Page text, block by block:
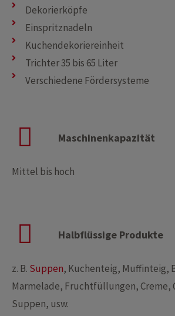
Dekorierköpfe
Einspritznadeln
Kuchendekoriereinheit
Trichter 35 bis 65 Liter
Verschiedene Fördersysteme
Maschinenkapazität
Mittel bis hoch
Halbflüssige Produkte
z. B. Suppen, Kuchenteig, Muffinteig,
Marmelade, Fruchtfüllungen, Creme,
Suppen, usw.